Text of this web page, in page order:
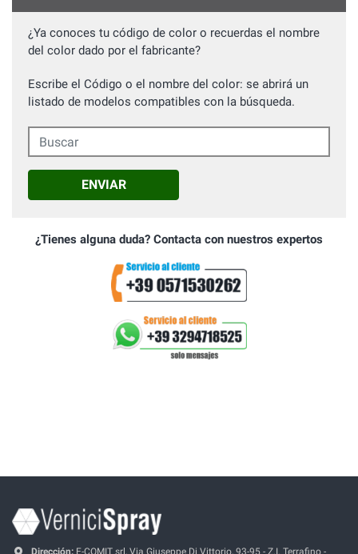
¿Ya conoces tu código de color o recuerdas el nombre
del color dado por el fabricante?
Escribe el Código o el nombre del color: se abrirá un
listado de modelos compatibles con la búsqueda.
Buscar
ENVIAR
¿Tienes alguna duda? Contacta con nuestros expertos
Dirección: E-COMIT srl, Via Giuseppe Di Vittorio, 93-95 - Z.I. Terrafino -